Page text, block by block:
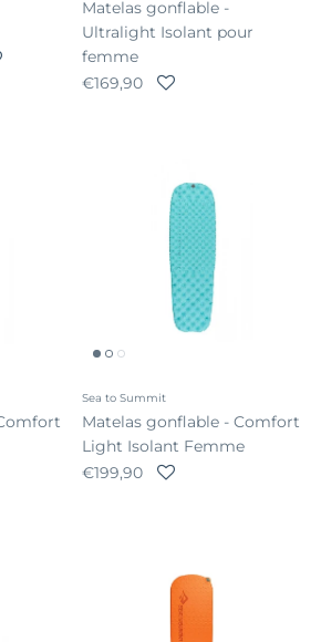
Matelas gonflable -
Ultralight Isolant pour
femme
Prix habituel
€169,90
Sea to Summit
Matelas gonflable - Comfort
Light Isolant Femme
Prix habituel
€199,90